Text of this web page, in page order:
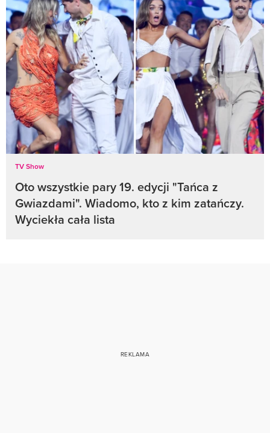
TV Show
Oto wszystkie pary 19. edycji "Tańca z
Gwiazdami". Wiadomo, kto z kim zatańczy.
Wyciekła cała lista